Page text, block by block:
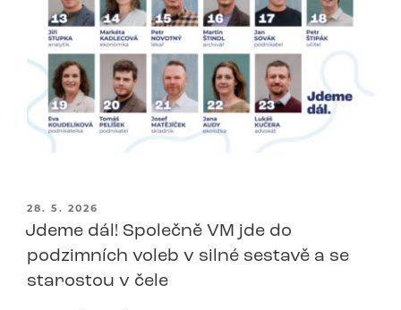
PUBLIKOVÁNO
28. 5. 2026
Jdeme dál! Společně VM jde do
podzimních voleb v silné sestavě a se
starostou v čele